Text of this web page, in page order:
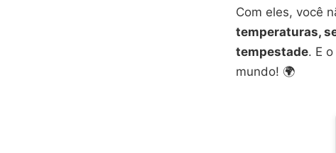
Com eles, você
temperaturas,
tempestade. E
mundo! 🌍